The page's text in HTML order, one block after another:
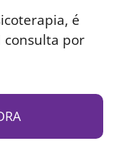
é
consulta por